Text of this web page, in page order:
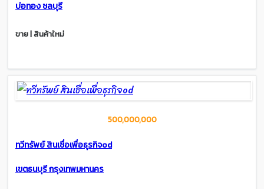
บ่อทอง ชลบุรี
ขาย | สินค้าใหม่
500,000,000
ทวีทรัพย์ สินเชื่อเพื่อธุรกิจod
เขตธนบุรี กรุงเทพมหานคร